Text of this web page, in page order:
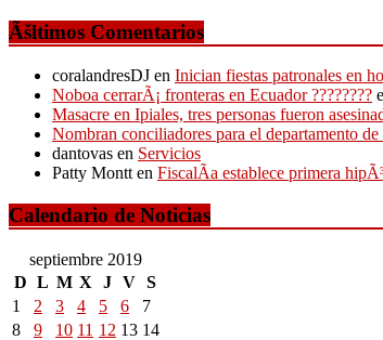
Ãšltimos Comentarios
coralandresDJ en Inician fiestas patronales en
Noboa cerrarÃ¡ fronteras en Ecuador ????????
Masacre en Ipiales, tres personas fueron
Nombran conciliadores para el departamento
dantovas en Servicios
Patty Montten FiscalÃ­a establece primera
Calendario de Noticias
septiembre 2019
D L M X J V S
1
2 3 4 5 6
7
8
9 10 11 12 13 14